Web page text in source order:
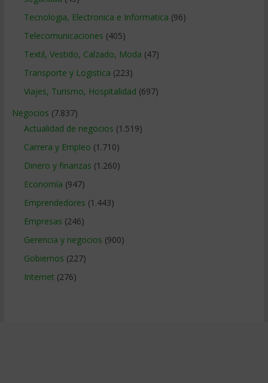
Tecnologia, Electronica e Informatica (96)
Telecomunicaciones (405)
Textil, Vestido, Calzado, Moda (47)
Transporte y Logistica (223)
Viajes, Turismo, Hospitalidad (697)
Negocios (7.837)
Actualidad de negocios (1.519)
Carrera y Empleo (1.710)
Dinero y finanzas (1.260)
Economía (947)
Emprendedores (1.443)
Empresas (246)
Gerencia y negocios (900)
Gobiernos (227)
Internet (276)